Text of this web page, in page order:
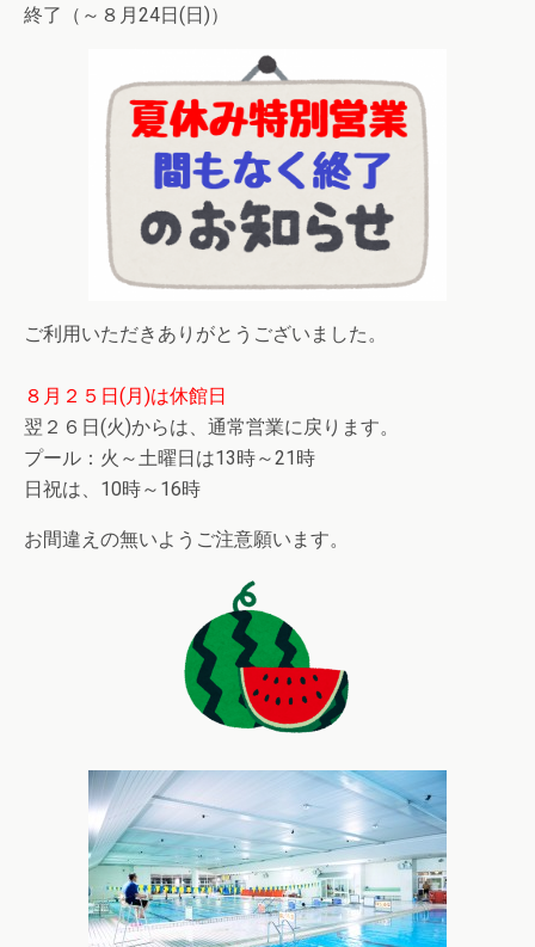
終了（～８月24日(日)）
ご利用いただきありがとうございました。
８月２５日(月)は休館日
翌２６日(火)からは、通常営業に戻ります。
プール：火～土曜日は13時～21時
日祝は、10時～16時
お間違えの無いようご注意願います。